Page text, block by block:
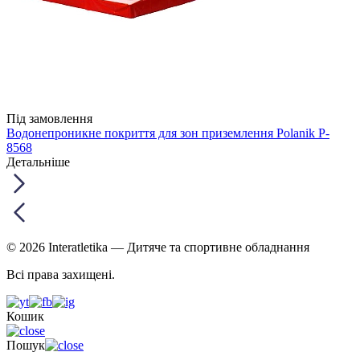
Під замовлення
Водонепроникне покриття для зон приземлення Polanik P-
8568
Детальніше
© 2026 Interatletika — Дитяче та спортивне обладнання
Всі права захищені.
Кошик
Пошук